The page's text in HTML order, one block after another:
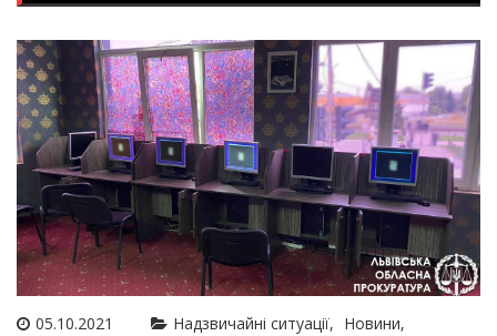
05.10.2021 Надзвичайні ситуації
Новини